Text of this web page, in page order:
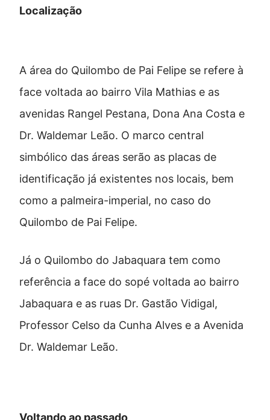
Localização
A área do Quilombo de Pai Felipe se refere à
face voltada ao bairro Vila Mathias e as
avenidas Rangel Pestana, Dona Ana Costa e
Dr. Waldemar Leão. O marco central
simbólico das áreas serão as placas de
identificação já existentes nos locais, bem
como a palmeira-imperial, no caso do
Quilombo de Pai Felipe.
Já o Quilombo do Jabaquara tem como
referência a face do sopé voltada ao bairro
Jabaquara e as ruas Dr. Gastão Vidigal,
Professor Celso da Cunha Alves e a Avenida
Dr. Waldemar Leão.
Voltando ao passado